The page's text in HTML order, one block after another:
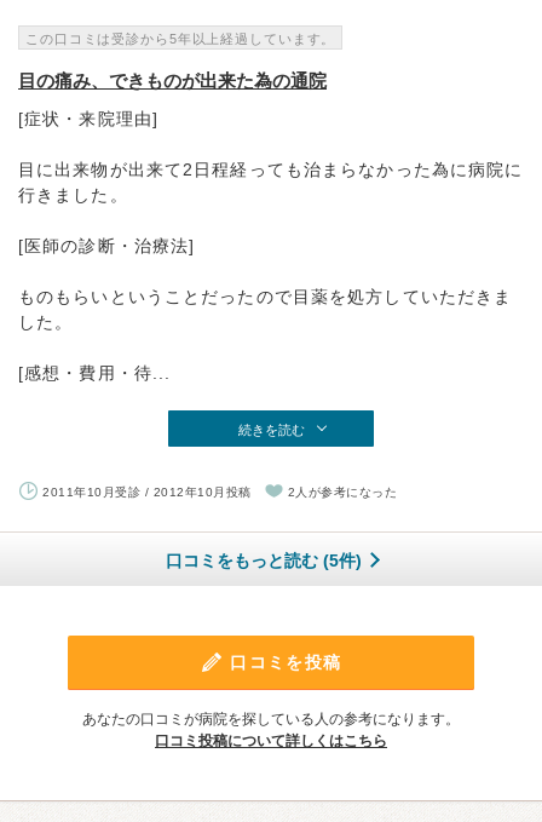
この口コミは受診から5年以上経過しています。
目の痛み、できものが出来た為の通院
[症状・来院理由]
目に出来物が出来て2日程経っても治まらなかった為に病院に
行きました。
[医師の診断・治療法]
ものもらいということだったので目薬を処方していただきま
した。
[感想・費用・待...
続きを読む
2011年10月受診 / 2012年10月投稿 2人が参考になった
口コミをもっと読む (5件)
口コミを投稿
あなたの口コミが病院を探している人の参考になります。
口コミ投稿について詳しくはこちら